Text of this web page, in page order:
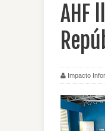
AHF
Impacto